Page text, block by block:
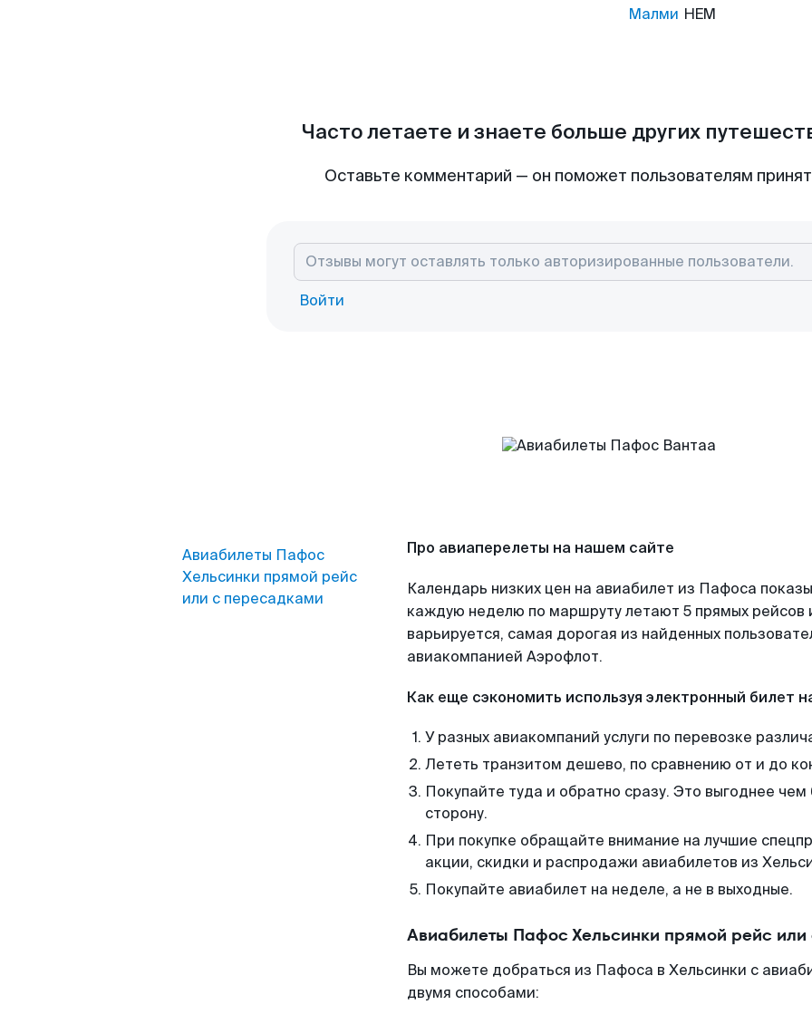
Малми HEM
Часто летаете и знаете больше других
Оставьте комментарий — он поможет пользователям
Войти
Авиабилеты Пафос
Хельсинки прямой рейс
или с пересадками
Про авиаперелеты на нашем сайте
Календарь низких цен на авиабилет из Пафоса
каждую неделю по маршруту летают 5 прямых рейсов
варьируется, самая дорогая из найденных
авиакомпанией Аэрофлот.
Как еще сэкономить используя электронный билет
У разных авиакомпаний услуги по перевозке
Лететь транзитом дешево, по сравнению от и до
Покупайте туда и обратно сразу. Это выгоднее
сторону.
При покупке обращайте внимание на лучшие
акции, скидки и распродажи авиабилетов из
Покупайте авиабилет на неделе, а не в выходные.
Авиабилеты Пафос Хельсинки прямой рейс
Вы можете добраться из Пафоса в Хельсинки с
двумя способами: